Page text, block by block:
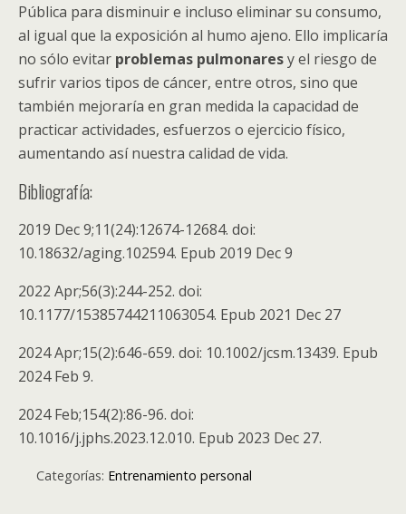
Pública para disminuir e incluso eliminar su consumo,
al igual que la exposición al humo ajeno. Ello implicaría
no sólo evitar problemas pulmonaresy el riesgo de
sufrir varios tipos de cáncer, entre otros, sino que
también mejoraría en gran medida la capacidad de
practicar actividades, esfuerzos o ejercicio físico,
aumentando así nuestra calidad de vida.
Bibliografía:
2019 Dec 9;11(24):12674-12684. doi:
10.18632/aging.102594. Epub 2019 Dec 9
2022 Apr;56(3):244-252. doi:
10.1177/15385744211063054. Epub 2021 Dec 27
2024 Apr;15(2):646-659. doi: 10.1002/jcsm.13439. Epub
2024 Feb 9.
2024 Feb;154(2):86-96. doi:
10.1016/j.jphs.2023.12.010. Epub 2023 Dec 27.
Categorías: Entrenamiento personal